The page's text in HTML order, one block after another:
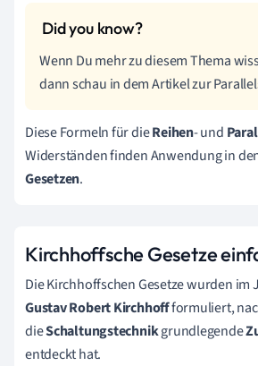
Wenn Du mehr zu diesem Thema
dann schau in dem Artikel zur
Diese Formeln für dieReihen- und
Widerständen finden Anwendung in
Gesetzen.
Kirchhoffsche Gesetze
Die Kirchhoffschen Gesetze wurden im
GustavRobertKirchhoffformuliert,
dieSchaltungstechnikgrundlegende
entdeckt hat.